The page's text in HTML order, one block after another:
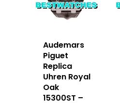
Audemars
Piguet
Replica
Uhren Royal
Oak
15300ST –